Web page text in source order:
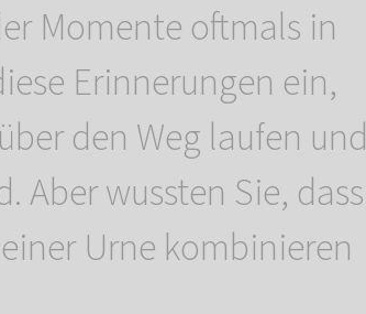
Momente oftmals in
Erinnerungen ein,
den Weg laufen und
Aber wussten Sie, dass
Urne kombinieren